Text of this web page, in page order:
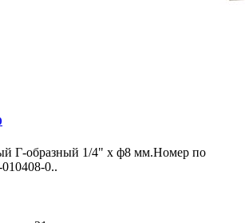
Г-образный 1/4" х ф8 мм.Номер по
0..